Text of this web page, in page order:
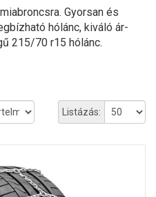
Gyorsan és
hólánc, kiváló ár-
215/70 r15 hólánc.
Listázás: